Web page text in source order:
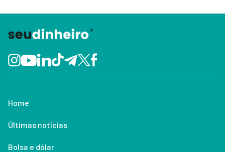
Home
Últimas notícias
Bolsa e dólar